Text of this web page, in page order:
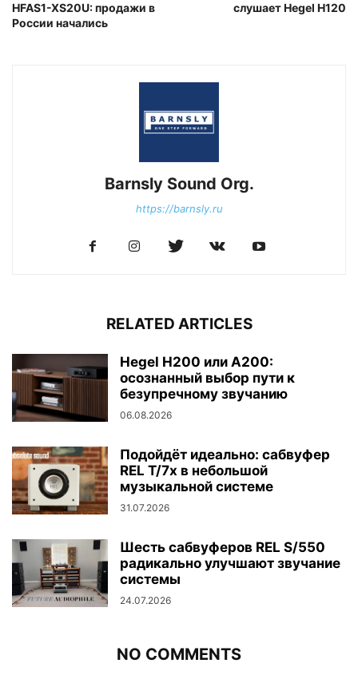
HFAS1-XS20U: продажи в
России начались
слушает Hegel H120
Barnsly Sound Org.
https://barnsly.ru
RELATED ARTICLES
Hegel H200 или A200:
осознанный выбор пути к
безупречному звучанию
06.08.2026
Подойдёт идеально: сабвуфер
REL T/7x в небольшой
музыкальной системе
31.07.2026
Шесть сабвуферов REL S/550
радикально улучшают звучание
системы
24.07.2026
NO COMMENTS